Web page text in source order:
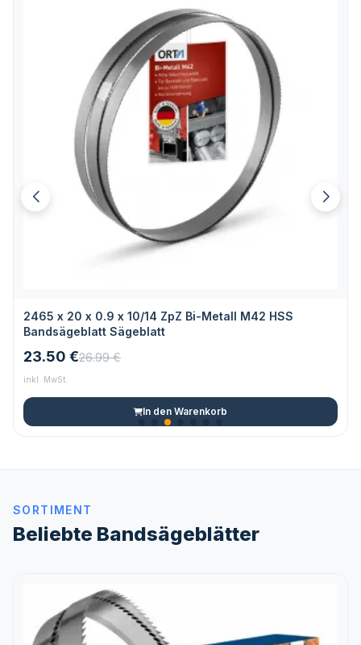
2465 x 20 x 0.9 x 10/14 ZpZ Bi-Metall M42 HSS
Bandsägeblatt Sägeblatt
23.50 €26.99 €
inkl. MwSt.
In den Warenkorb
SORTIMENT
Beliebte Bandsägeblätter